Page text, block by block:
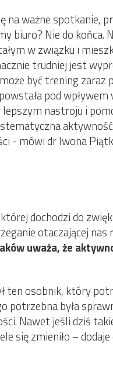
na ważne
biuro? Nie do
w związku i
trudniej jest
być trening zaraz
pod
nastroju i
- mówi dr Iwona
dochodzi do
otaczającej
uważa, że
ten osobnik, który
była
Nawet jeśli dziś
się zmieniło –